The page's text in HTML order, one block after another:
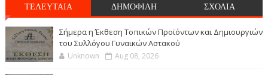
ΤΕΛΕΥΤΑΙΑ ΔΗΜΟΦΙΛΗ ΣΧΟΛΙΑ
Σήμερα η Έκθεση Τοπικών Προϊόντων και Δημιουργιών
του Συλλόγου Γυναικών Αστακού
Unknown Aug 08, 2026